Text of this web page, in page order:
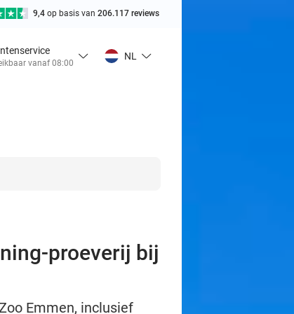
9,4 op basis van 206.117 reviews
vanaf 08:00
NL
proeverij bij
Emmen, inclusief